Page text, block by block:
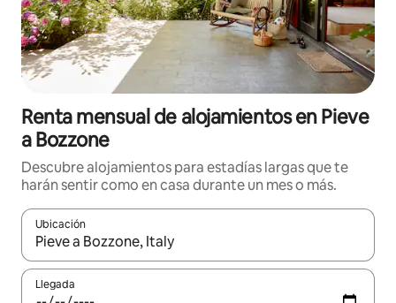
Renta mensual de alojamientos en Pieve
a Bozzone
Descubre alojamientos para estadías largas que te
harán sentir como en casa durante un mes o más.
Ubicación
Cuando los resultados estén disponibles, navega con las
Llegada